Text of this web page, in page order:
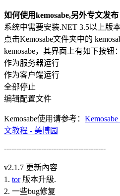
如何使用kemosabe,另外专文发布
系统中需要安装.NET 3.5以上版
点击Kemosabe文件夹中的
kemosabe，其界面上有如下按钮：
作为服务器运行
作为客户端运行
全部停止
编辑配置文件
Kemosabe使用请参考：
文教程 - 美博园
-----------------------------------------
v2.1.7 更新內容
1. tor版本升級.
2. 一些bug修复